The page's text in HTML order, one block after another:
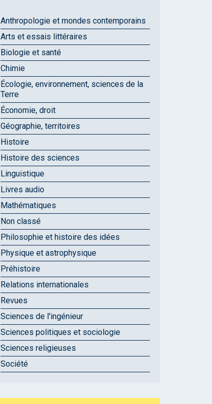
Anthropologie et mondes contemporains
Arts et essais littéraires
Biologie et santé
Chimie
Écologie, environnement, sciences de la
Terre
Économie, droit
Géographie, territoires
Histoire
Histoire des sciences
Linguistique
Livres audio
Mathématiques
Non classé
Philosophie et histoire des idées
Physique et astrophysique
Préhistoire
Relations internationales
Revues
Sciences de l'ingénieur
Sciences politiques et sociologie
Sciences religieuses
Société